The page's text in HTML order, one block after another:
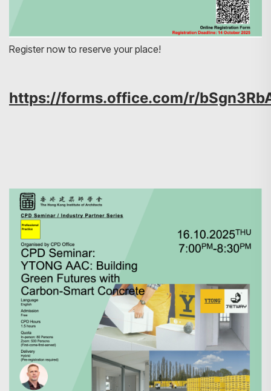
搜寻
Register now to reserve your place!
https://forms.office.com/r/